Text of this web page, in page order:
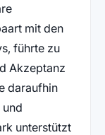
mit den
führte zu
Akzeptanz
daraufhin
unterstützt